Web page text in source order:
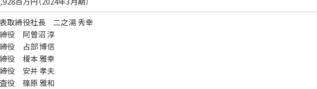
取締役社長 二之湯 秀幸
役 阿曽沼 淳
役 占部 博信
役 榎本 雅幸
役 安井 孝夫
役 篠原 雅和